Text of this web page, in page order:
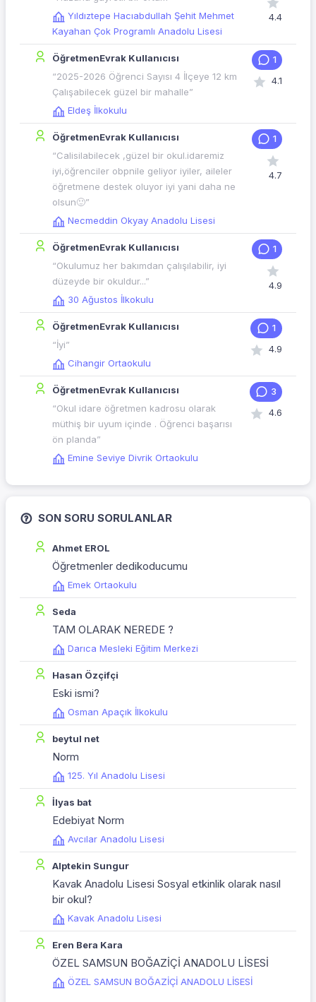
Yıldıztepe Hacıabdullah Şehit Mehmet
Kayahan Çok Programlı Anadolu Lisesi
4.4
ÖğretmenEvrak Kullanıcısı
“2025-2026 Öğrenci Sayısı 4 İlçeye 12 km
Çalışabilecek güzel bir mahalle”
Eldeş İlkokulu
1
4.1
ÖğretmenEvrak Kullanıcısı
“Calisilabilecek ,güzel bir okul.idaremiz
iyi,öğrenciler obpnile geliyor iyiler, aileler
öğretmene destek oluyor iyi yani daha ne
olsun🙂”
Necmeddin Okyay Anadolu Lisesi
1
4.7
ÖğretmenEvrak Kullanıcısı
“Okulumuz her bakımdan çalışılabilir, iyi
düzeyde bir okuldur...”
30 Ağustos İlkokulu
1
4.9
ÖğretmenEvrak Kullanıcısı
“İyi”
Cihangir Ortaokulu
1
4.9
ÖğretmenEvrak Kullanıcısı
“Okul idare öğretmen kadrosu olarak
müthiş bir uyum içinde . Öğrenci başarısı
ön planda”
Emine Seviye Divrik Ortaokulu
3
4.6
SON SORU SORULANLAR
Ahmet EROL
Öğretmenler dedikoducumu
Emek Ortaokulu
Seda
TAM OLARAK NEREDE ?
Darıca Mesleki Eğitim Merkezi
Hasan Özçifçi
Eski ismi?
Osman Apaçık İlkokulu
beytul net
Norm
125. Yıl Anadolu Lisesi
İlyas bat
Edebiyat Norm
Avcılar Anadolu Lisesi
Alptekin Sungur
Kavak Anadolu Lisesi Sosyal etkinlik olarak nasıl
bir okul?
Kavak Anadolu Lisesi
Eren Bera Kara
ÖZEL SAMSUN BOĞAZİÇİ ANADOLU LİSESİ
ÖZEL SAMSUN BOĞAZİÇİ ANADOLU LİSESİ